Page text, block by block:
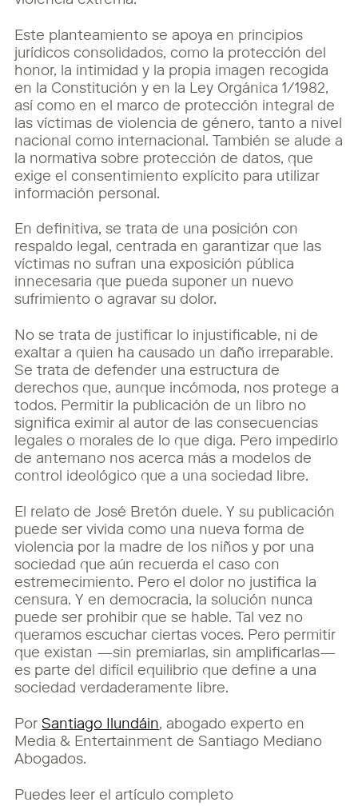
Este planteamiento se apoya en principios
jurídicos consolidados, como la protección del
honor, la intimidad y la propia imagen recogida
en la Constitución y en la Ley Orgánica 1/1982,
así como en el marco de protección integral de
las víctimas de violencia de género, tanto a nivel
nacional como internacional. También se alude a
la normativa sobre protección de datos, que
exige el consentimiento explícito para utilizar
información personal.
En definitiva, se trata de una posición con
respaldo legal, centrada en garantizar que las
víctimas no sufran una exposición pública
innecesaria que pueda suponer un nuevo
sufrimiento o agravar su dolor.
No se trata de justificar lo injustificable, ni de
exaltar a quien ha causado un daño irreparable.
Se trata de defender una estructura de
derechos que, aunque incómoda, nos protege a
todos. Permitir la publicación de un libro no
significa eximir al autor de las consecuencias
legales o morales de lo que diga. Pero impedirlo
de antemano nos acerca más a modelos de
control ideológico que a una sociedad libre.
El relato de José Bretón duele. Y su publicación
puede ser vivida como una nueva forma de
violencia por la madre de los niños y por una
sociedad que aún recuerda el caso con
estremecimiento. Pero el dolor no justifica la
censura. Y en democracia, la solución nunca
puede ser prohibir que se hable. Tal vez no
queramos escuchar ciertas voces. Pero permitir
que existan —sin premiarlas, sin amplificarlas—
es parte del difícil equilibrio que define a una
sociedad verdaderamente libre.
Por Santiago Ilundáin, abogado experto en
Media & Entertainment de Santiago Mediano
Abogados.
Puedes leer el artículo completo